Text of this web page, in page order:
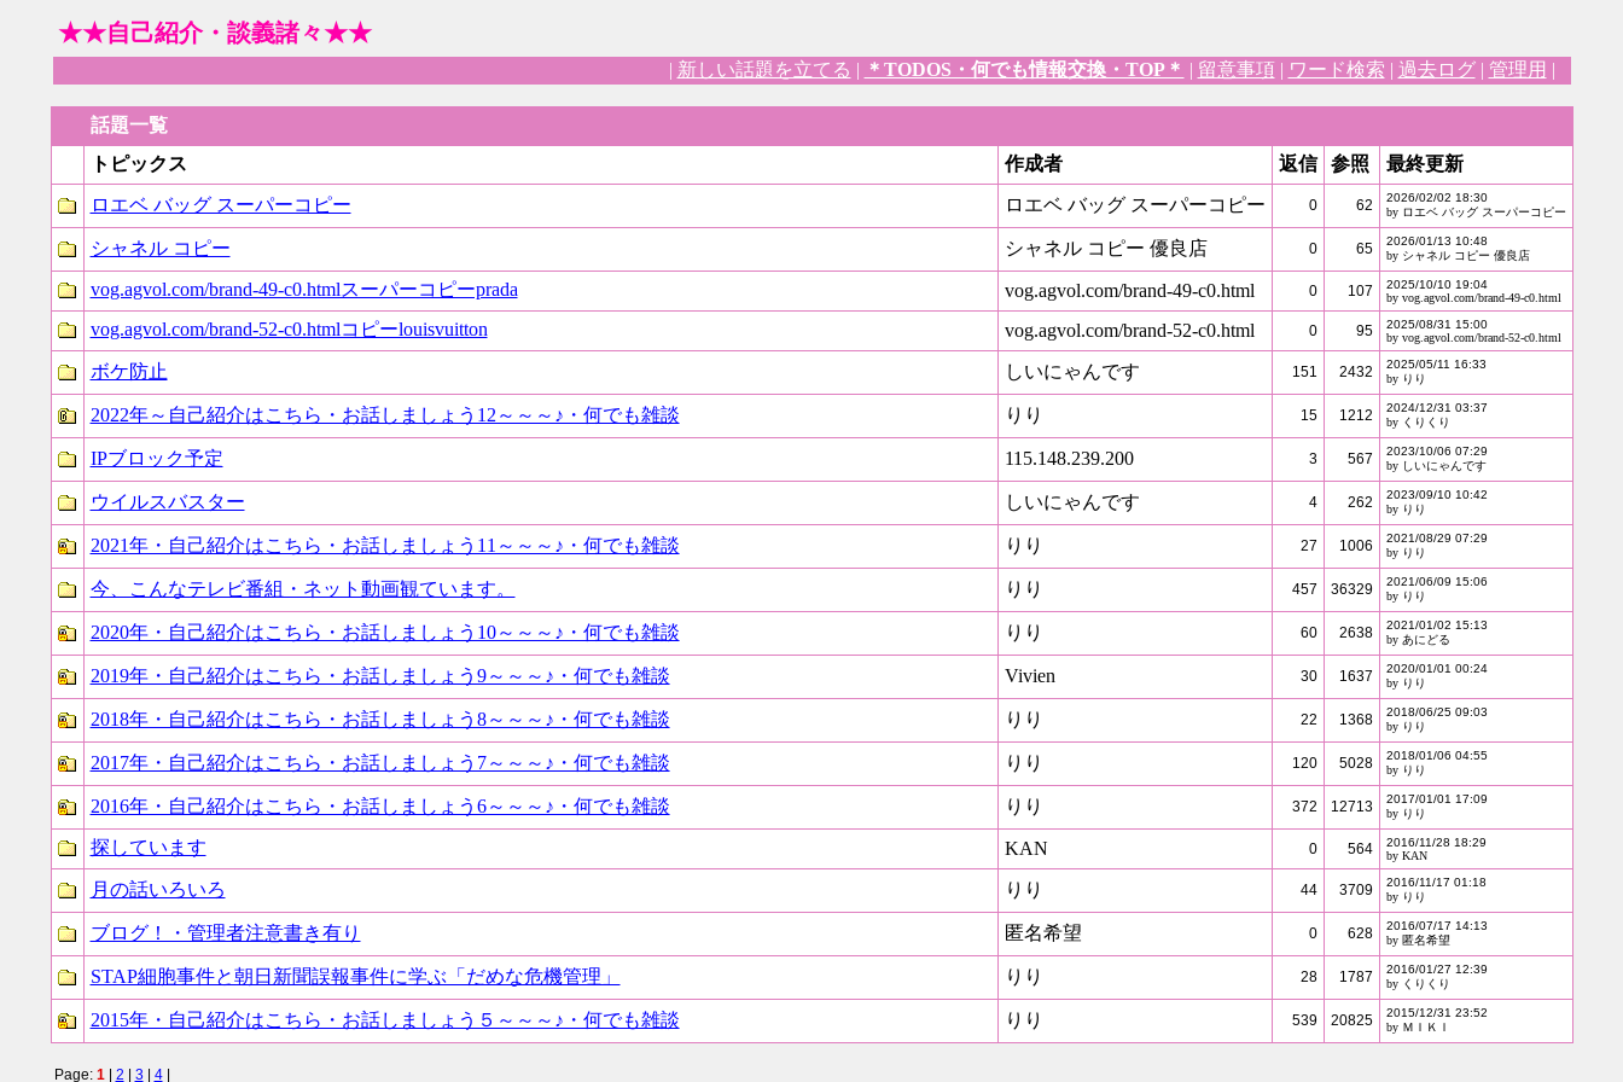
★★自己紹介・談義諸々★★
| 新しい話題を立てる | ＊TODOS・何でも情報交換・TOP＊ | 留意事項 | ワード検索 | 過去ログ | 管理用 |
話題一覧
トピックス
作成者 返信 参照
最終更新
ロエベ バッグ スーパーコピー
ロエベ バッグ スーパーコピー 0 62
2026/02/02 18:30
by ロエベ バッグ スーパーコピー
シャネル コピー シャネル コピー 優良店 0 65
2026/01/13 10:48
by シャネル コピー 優良店
vog.agvol.com/brand-49-c0.htmlスーパーコピーprada vog.agvol.com/brand-49-c0.html 0 107
2025/10/10 19:04
by vog.agvol.com/brand-49-c0.html
vog.agvol.com/brand-52-c0.htmlコピーlouisvuitton vog.agvol.com/brand-52-c0.html 0 95
2025/08/31 15:00
by vog.agvol.com/brand-52-c0.html
ボケ防止 しいにゃんです 151 2432
2025/05/11 16:33
by りり
2022年～自己紹介はこちら・お話しましょう12～～～♪・何でも雑談 りり 15 1212
2024/12/31 03:37
by くりくり
IPブロック予定 115.148.239.200 3 567
2023/10/06 07:29
by しいにゃんです
ウイルスバスター しいにゃんです 4 262
2023/09/10 10:42
by りり
2021年・自己紹介はこちら・お話しましょう11～～～♪・何でも雑談 りり 27 1006
2021/08/29 07:29
by りり
今、こんなテレビ番組・ネット動画観ています。 りり 457 36329
2021/06/09 15:06
by りり
2020年・自己紹介はこちら・お話しましょう10～～～♪・何でも雑談 りり 60 2638
2021/01/02 15:13
by あにどる
2019年・自己紹介はこちら・お話しましょう9～～～♪・何でも雑談 Vivien 30 1637
2020/01/01 00:24
by りり
2018年・自己紹介はこちら・お話しましょう8～～～♪・何でも雑談 りり 22 1368
2018/06/25 09:03
by りり
2017年・自己紹介はこちら・お話しましょう7～～～♪・何でも雑談 りり 120 5028
2018/01/06 04:55
by りり
2016年・自己紹介はこちら・お話しましょう6～～～♪・何でも雑談 りり 372 12713
2017/01/01 17:09
by りり
探しています KAN 0 564
2016/11/28 18:29
by KAN
月の話いろいろ りり 44 3709
2016/11/17 01:18
by りり
ブログ！・管理者注意書き有り 匿名希望 0 628
2016/07/17 14:13
by 匿名希望
STAP細胞事件と朝日新聞誤報事件に学ぶ「だめな危機管理」 りり 28 1787
2016/01/27 12:39
by くりくり
2015年・自己紹介はこちら・お話しましょう５～～～♪・何でも雑談 りり 539 20825
2015/12/31 23:52
by ＭＩＫＩ
Page: 1| 2 3 4|